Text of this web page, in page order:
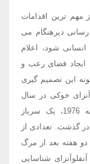
مهم ترین اقدامات
دیرهنگام می
شود، اعلام
ایجاد فضای رعب و
این تصمیم گیری
خوکی در سال
1976 در ایالات متحده مشاهده کرد. در فوریه 1976، یک سرباز
در گذشت. تعدادی از
هفته بعد از مرگ
شناسایی